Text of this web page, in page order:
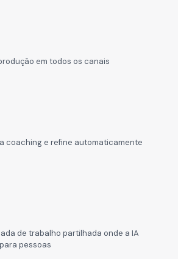
em todos os canais
coaching e refine automaticamente
de trabalho partilhada onde a IA
pessoas